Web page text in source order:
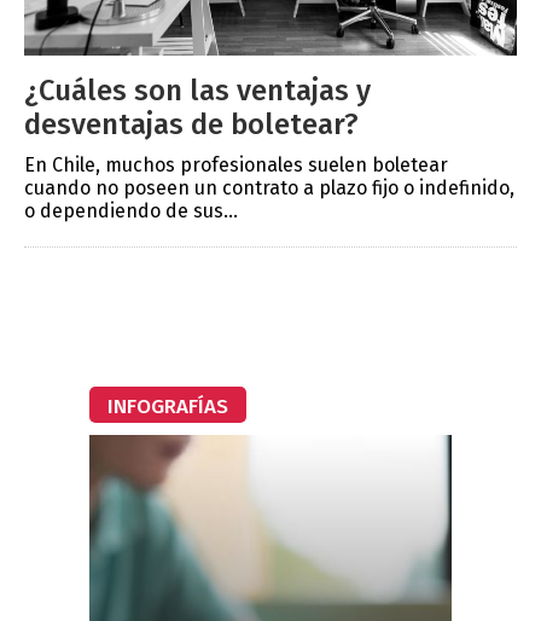
¿Cuáles son las ventajas y
desventajas de boletear?
En Chile, muchos profesionales suelen boletear
cuando no poseen un contrato a plazo fijo o indefinido,
o dependiendo de sus...
INFOGRAFÍAS